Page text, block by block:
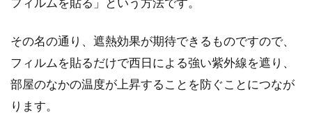
窓の断熱シートを使うなら「透明」
「不透明」どちらを選ぶ？
その名の通り、遮熱効果が期待できるものですので、
フィルムを貼るだけで西日による強い紫外線を遮り、
部屋のなかの温度が上昇することを防ぐことにつなが
ります。